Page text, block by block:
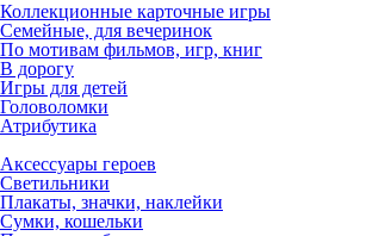
Коллекционные карточные игры
Семейные, для вечеринок
По мотивам фильмов, игр, книг
В дорогу
Игры для детей
Головоломки
Атрибутика
Аксессуары героев
Светильники
Плакаты, значки, наклейки
Сумки, кошельки